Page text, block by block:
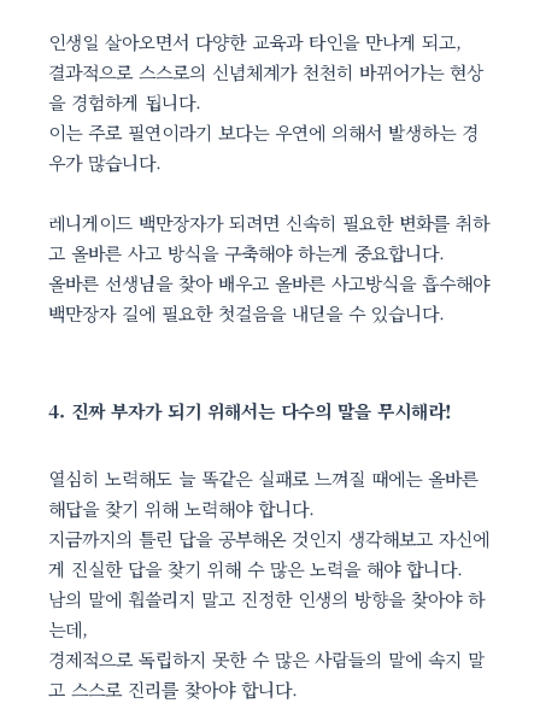
인생일 살아오면서 다양한 교육과 타인을 만나게 되고,
결과적으로 스스로의 신념체계가 천천히 바뀌어가는 현상
을 경험하게 됩니다.
이는 주로 필연이라기 보다는 우연에 의해서 발생하는 경
우가 많습니다.
레니게이드 백만장자가 되려면 신속히 필요한 변화를 취하
고 올바른 사고 방식을 구축해야 하는게 중요합니다.
올바른 선생님을 찾아 배우고 올바른 사고방식을 흡수해야
백만장자 길에 필요한 첫걸음을 내딛을 수 있습니다.
4. 진짜 부자가 되기 위해서는 다수의 말을 무시해라!
열심히 노력해도 늘 똑같은 실패로 느껴질 때에는 올바른
해답을 찾기 위해 노력해야 합니다.
지금까지의 틀린 답을 공부해온 것인지 생각해보고 자신에
게 진실한 답을 찾기 위해 수 많은 노력을 해야 합니다.
남의 말에 휩쓸리지 말고 진정한 인생의 방향을 찾아야 하
는데,
경제적으로 독립하지 못한 수 많은 사람들의 말에 속지 말
고 스스로 진리를 찾아야 합니다.